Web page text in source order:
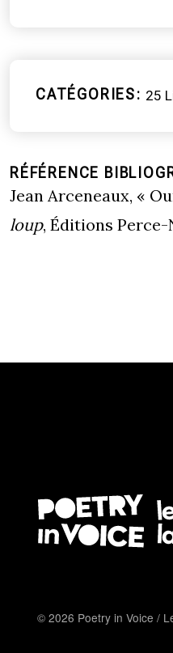
CATÉGORIES 25
RÉFÉRENCE
Jean Arceneaux, «
loup, Éditions Perce-
© 2026 Poetry in Voice /